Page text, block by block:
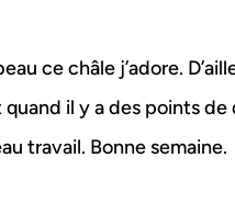
ce châle j’adore.
il y a des points de
travail. Bonne semaine.